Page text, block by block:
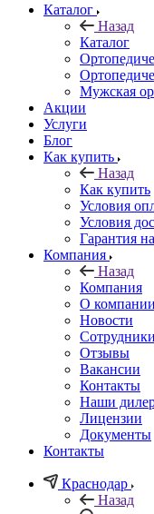
Каталог
Назад
Каталог
Мужская
Акции
Услуги
Блог
Как купить
Назад
Как купить
Условия
Условия
Гарантия
Компания
Назад
Компания
О компании
Новости
Сотрудники
Отзывы
Вакансии
Контакты
Наши
Лицензии
Документы
Контакты
Краснодар
Назад